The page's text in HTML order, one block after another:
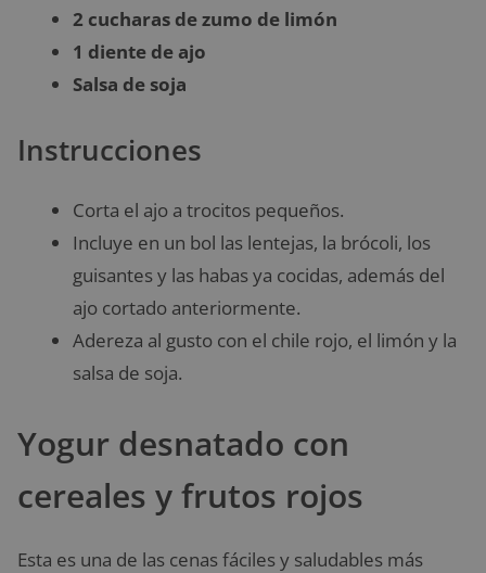
2 cucharas de zumo de limón
1 diente de ajo
Salsa de soja
Instrucciones
Corta el ajo a trocitos pequeños.
Incluye en un bol las lentejas, la brócoli, los
guisantes y las habas ya cocidas, además del
ajo cortado anteriormente.
Adereza al gusto con el chile rojo, el limón y la
salsa de soja.
Yogur desnatado con
cereales y frutos rojos
Esta es una de las cenas fáciles y saludables más